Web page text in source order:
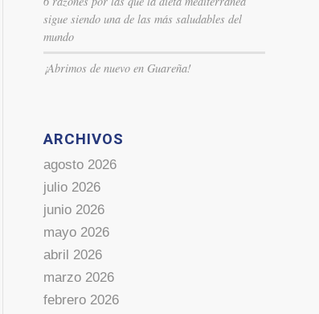
sigue siendo una de las más saludables del
mundo
¡Abrimos de nuevo en Guareña!
ARCHIVOS
agosto 2026
julio 2026
junio 2026
mayo 2026
abril 2026
marzo 2026
febrero 2026